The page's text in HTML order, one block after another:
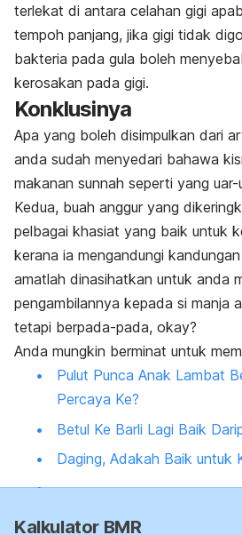
terlekat di antara celahan gigi
tempoh panjang, jika gigi tidak
bakteria pada gula boleh
kerosakan pada gigi.
Konklusinya
Apa yang boleh disimpulkan dari
anda sudah menyedari bahawa
makanan sunnah seperti yang uar-
Kedua, buah anggur yang
pelbagai khasiat yang baik untuk
kerana ia mengandungi
amatlah dinasihatkan untuk anda
pengambilannya kepada si manja
tetapi berpada-pada, okay?
Anda mungkin berminat untuk
Pulut Punca Anak Lambat
Percaya Ke?
Betul Ke Barli Lagi Baik
Daging, Adakah Baik untuk
Kalkulator BMR